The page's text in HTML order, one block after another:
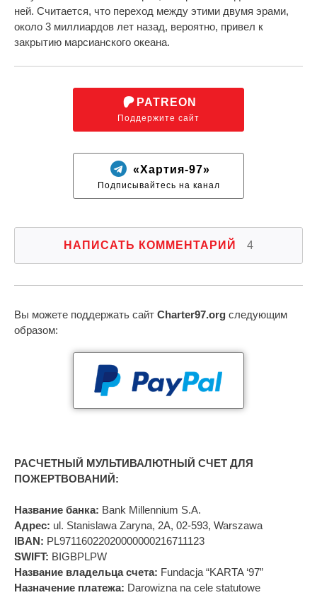
ней. Считается, что переход между этими двумя эрами,
около 3 миллиардов лет назад, вероятно, привел к
закрытию марсианского океана.
PATREON
Поддержите сайт
«Хартия-97»
Подписывайтесь на канал
НАПИСАТЬ КОММЕНТАРИЙ 4
Вы можете поддержать сайт Charter97.org следующим
образом:
РАСЧЕТНЫЙ МУЛЬТИВАЛЮТНЫЙ СЧЕТ ДЛЯ
ПОЖЕРТВОВАНИЙ:
Название банка: Bank Millennium S.A.
Адрес: ul. Stanislawa Zaryna, 2A, 02-593, Warszawa
IBAN: PL97116022020000000216711123
SWIFT: BIGBPLPW
Название владельца счета: Fundacja “KARTA ‘97”
Назначение платежа: Darowizna na cele statutowe